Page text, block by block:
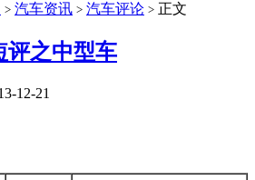
> 汽车资讯 > 汽车评论 > 正文
评之中型车
12-21